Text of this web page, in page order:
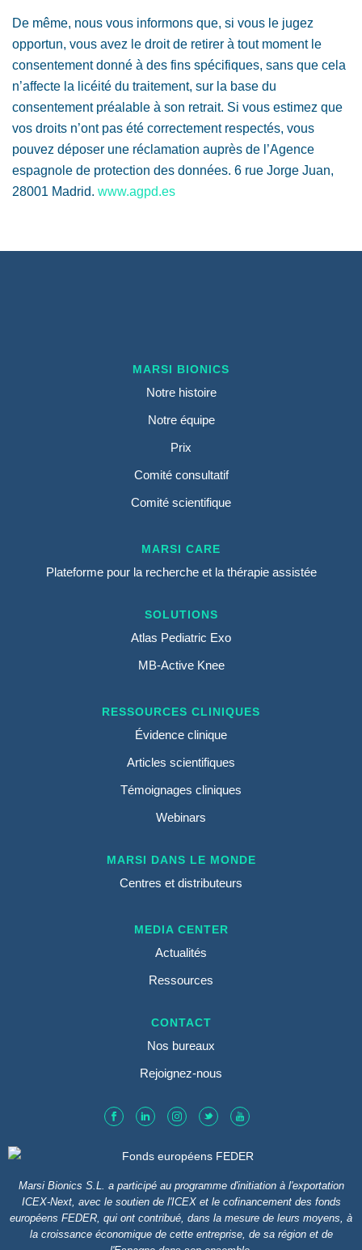
De même, nous vous informons que, si vous le jugez
opportun, vous avez le droit de retirer à tout moment le
consentement donné à des fins spécifiques, sans que cela
n’affecte la licéité du traitement, sur la base du
consentement préalable à son retrait. Si vous estimez que
vos droits n’ont pas été correctement respectés, vous
pouvez déposer une réclamation auprès de l’Agence
espagnole de protection des données. 6 rue Jorge Juan,
28001 Madrid. www.agpd.es
MARSI BIONICS
Notre histoire
Notre équipe
Prix
Comité consultatif
Comité scientifique
MARSI CARE
Plateforme pour la recherche et la thérapie assistée
SOLUTIONS
Atlas Pediatric Exo
MB-Active Knee
RESSOURCES CLINIQUES
Évidence clinique
Articles scientifiques
Témoignages cliniques
Webinars
MARSI DANS LE MONDE
Centres et distributeurs
MEDIA CENTER
Actualités
Ressources
CONTACT
Nos bureaux
Rejoignez-nous
Marsi Bionics S.L. a participé au programme d'initiation à l'exportation
ICEX-Next, avec le soutien de l'ICEX et le cofinancement des fonds
européens FEDER, qui ont contribué, dans la mesure de leurs moyens, à
la croissance économique de cette entreprise, de sa région et de